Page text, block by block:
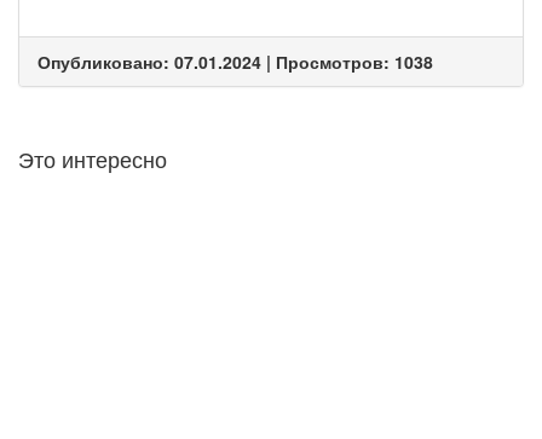
Опубликовано: 07.01.2024 | Просмотров: 1038
Это интересно